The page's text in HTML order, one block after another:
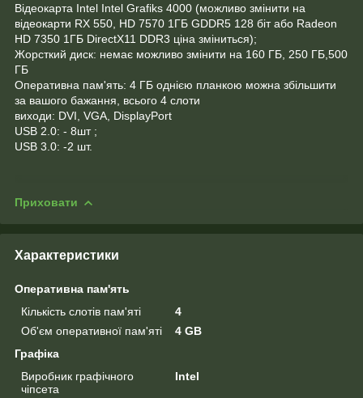
Відеокарта Intel Intel Grafiks 4000 (можливо змінити на
відеокарти RX 550, HD 7570 1ГБ GDDR5 128 біт або Radeon
HD 7350 1ГБ DirectX11 DDR3 ціна зміниться);
Жорсткий диск: немає можливо змінити на 160 ГБ, 250 ГБ,500
ГБ
Оперативна пам'ять: 4 ГБ однією планкою можна збільшити
за вашого бажання, всього 4 слоти
виходи: DVI, VGA, DisplayPort
USB 2.0: - 8шт ;
USB 3.0: -2 шт.
Приховати
Характеристики
Оперативна пам'ять
Кількість слотів пам'яті
4
Об'єм оперативної пам'яті
4 GB
Графіка
Виробник графічного
чіпсета
Intel